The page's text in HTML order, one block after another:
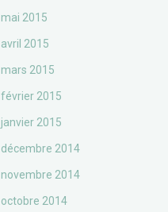
mai 2015
avril 2015
mars 2015
février 2015
janvier 2015
décembre 2014
novembre 2014
octobre 2014